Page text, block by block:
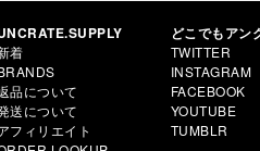
着
品について
送について
フィリエイト
どこでもアン
TWITTER
INSTAGRAM
FACEBOOK
YOUTUBE
TUMBLR